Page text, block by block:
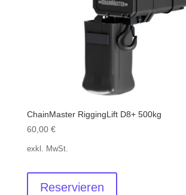
ChainMaster RiggingLift D8+ 500kg
60,00 €
exkl. MwSt.
Reservieren